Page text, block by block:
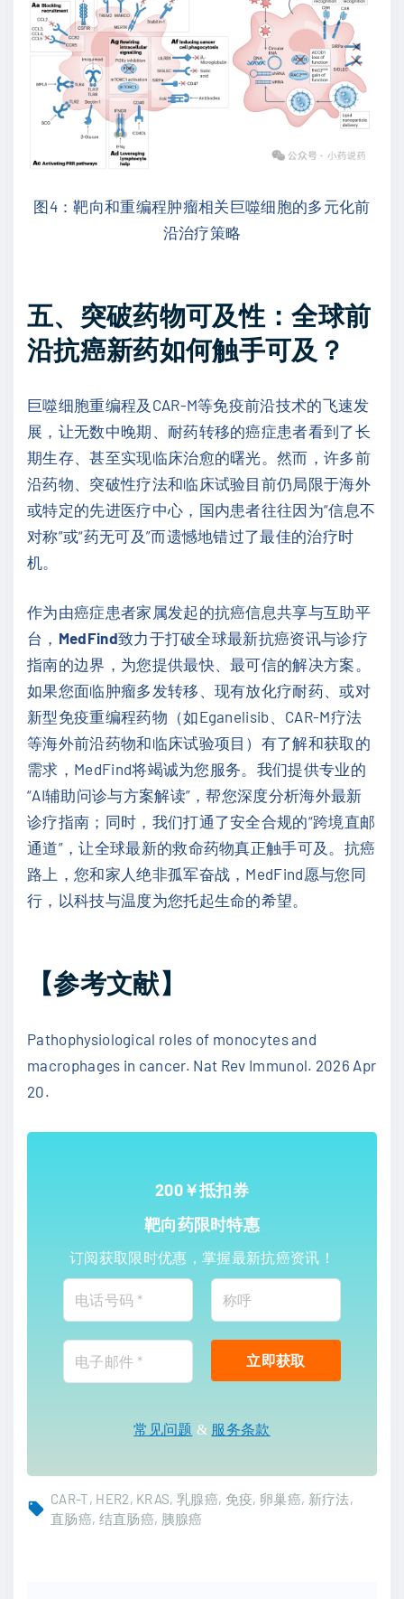
图4：靶向和重编程肿瘤相关巨噬细胞的多元化前
沿治疗策略
五、突破药物可及性：全球前
沿抗癌新药如何触手可及？
巨噬细胞重编程及CAR-M等免疫前沿技术的飞速发
展，让无数中晚期、耐药转移的癌症患者看到了长
期生存、甚至实现临床治愈的曙光。然而，许多前
沿药物、突破性疗法和临床试验目前仍局限于海外
或特定的先进医疗中心，国内患者往往因为“信息不
对称”或“药无可及”而遗憾地错过了最佳的治疗时
机。
作为由癌症患者家属发起的抗癌信息共享与互助平
台， MedFind致力于打破全球最新抗癌资讯与诊疗
指南的边界，为您提供最快、最可信的解决方案。
如果您面临肿瘤多发转移、现有放化疗耐药、或对
新型免疫重编程药物（如Eganelisib、CAR-M疗法
等海外前沿药物和临床试验项目）有了解和获取的
需求，MedFind将竭诚为您服务。我们提供专业的
“AI辅助问诊与方案解读”，帮您深度分析海外最新
诊疗指南；同时，我们打通了安全合规的“跨境直邮
通道”，让全球最新的救命药物真正触手可及。抗癌
路上，您和家人绝非孤军奋战，MedFind愿与您同
行，以科技与温度为您托起生命的希望。
【参考文献】
Pathophysiological roles of monocytes and
macrophages in cancer. Nat Rev Immunol. 2026 Apr
20.
200￥抵扣券
靶向药限时特惠
订阅获取限时优惠，掌握最新抗癌资讯！
常见问题 & 服务条款
CAR-T HER2 KRAS 乳腺癌 免疫 卵巢癌 新疗法
直肠癌 结直肠癌 胰腺癌